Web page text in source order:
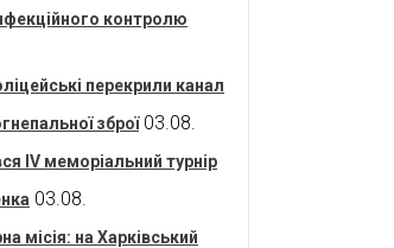
контролю
перекрили канал
зброї 03.08.
IV меморіальний турнір
03.08.
місія: на Харківський